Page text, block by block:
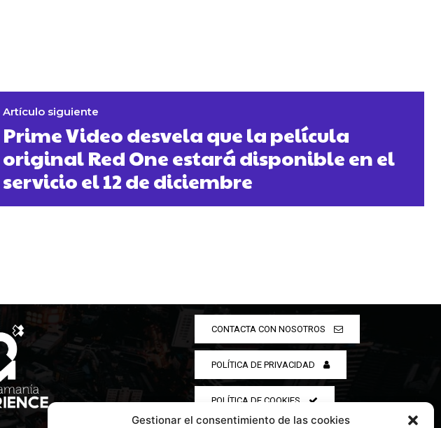
Gestionar el consentimiento de las cookies
Artículo siguiente
Prime Video desvela que la película
original Red One estará disponible en el
servicio el 12 de diciembre
CONTACTA CON NOSOTROS
POLÍTICA DE PRIVACIDAD
POLÍTICA DE COOKIES